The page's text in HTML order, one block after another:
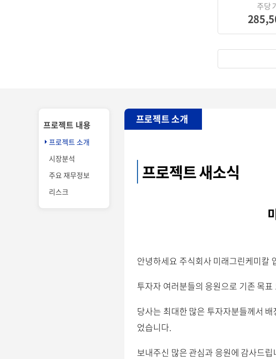
주당
프로젝트 내용
프로젝트 소개
시장분석
주요 재무정보
리스크
프로젝트 소개
프로젝트 새소식
안녕하세요 주식회사 미래그린케미칼
투자자 여러분들의 응원으로 기존 목
당사는 최대한 많은 투자자분들께서
었습니다.
보내주신 많은 관심과 응원에 감사드립